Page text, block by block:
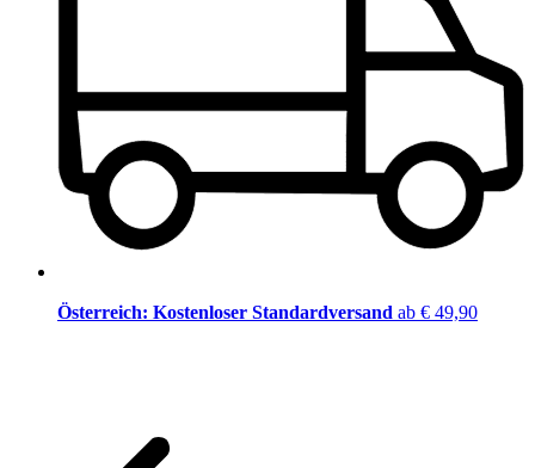
Österreich: Kostenloser Standardversand ab € 49,90